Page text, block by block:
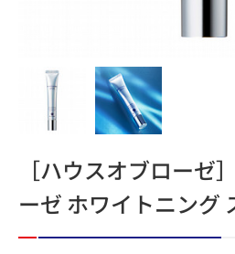
［ハウスオブローゼ
ーゼ ホワイトニング